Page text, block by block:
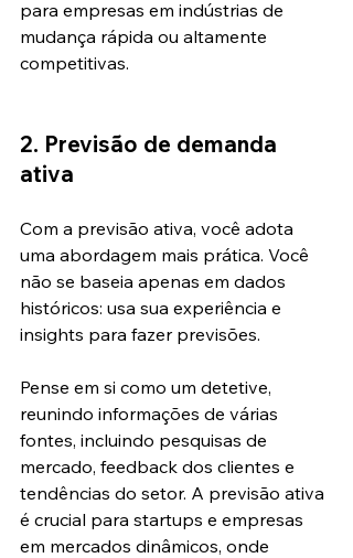
para empresas em indústrias de
mudança rápida ou altamente
competitivas.
2. Previsão de demanda
ativa
Com a previsão ativa, você adota
uma abordagem mais prática. Você
não se baseia apenas em dados
históricos: usa sua experiência e
insights para fazer previsões.
Pense em si como um detetive,
reunindo informações de várias
fontes, incluindo pesquisas de
mercado, feedback dos clientes e
tendências do setor. A previsão ativa
é crucial para startups e empresas
em mercados dinâmicos, onde